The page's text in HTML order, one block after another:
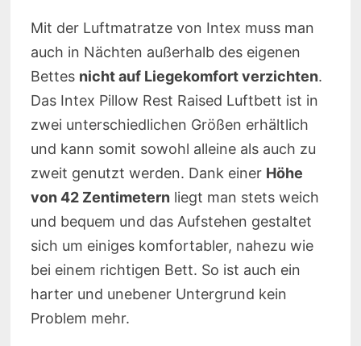
Mit der Luftmatratze von Intex muss man
auch in Nächten außerhalb des eigenen
Bettes nicht auf Liegekomfort verzichten.
Das Intex Pillow Rest Raised Luftbett ist in
zwei unterschiedlichen Größen erhältlich
und kann somit sowohl alleine als auch zu
zweit genutzt werden. Dank einer Höhe
von 42 Zentimetern liegt man stets weich
und bequem und das Aufstehen gestaltet
sich um einiges komfortabler, nahezu wie
bei einem richtigen Bett. So ist auch ein
harter und unebener Untergrund kein
Problem mehr.